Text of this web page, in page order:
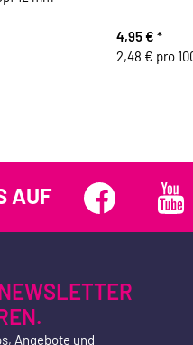
4,95 € *
2,48 € pro
AUF
Angebote und